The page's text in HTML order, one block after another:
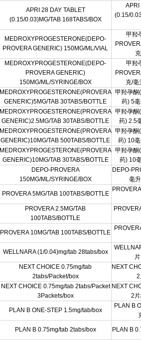
APRI 28 DAY TABLET
(0.15/0.03)MG/TAB 168TABS/BOX
APRI
(0.15/
MEDROXYPROGESTERONE(DEPO-
PROVERA GENERIC) 150MG/ML/VIAL
甲羟
MEDROXYPROGESTERONE(DEPO-
PROVERA GENERIC)
150MG/ML/SYRINGE/BOX
甲羟
克/毫
MEDROXYPROGESTERONE(PROVERA
GENERIC)5MG/TAB 30TABS/BOTTLE
甲羟孕酮
药) 5
MEDROXYPROGESTERONE(PROVERA
GENERIC)2.5MG/TAB 30TABS/BOTTLE
甲羟孕酮
药) 2.5
MEDROXYPROGESTERONE(PROVERA
GENERIC)10MG/TAB 500TABS/BOTTLE
甲羟孕酮
药) 10
MEDROXYPROGESTERONE(PROVERA
GENERIC)10MG/TAB 30TABS/BOTTLE
甲羟孕酮
药) 10
DEPO-PROVERA
150MG/ML/SYRINGE/BOX
DEPO-
毫
PROVERA 5MG/TAB 100TABS/BOTTLE
PROVERA 2.5MG/TAB
100TABS/BOTTLE
PROVERA 10MG/TAB 100TABS/BOTTLE
WELLNARA (1/0.04)mg/tab 28tabs/box
NEXT CHOICE 0.75mg/tab
2tabs/Packet/box
NEXT
2
NEXT CHOICE 0.75mg/tab 2tabs/Packet
3Packets/box
NEXT
2
PLAN B ONE-STEP 1.5mg/tab/box
PLAN B
PLAN B 0.75mg/tab 2tabs/box PLAN B